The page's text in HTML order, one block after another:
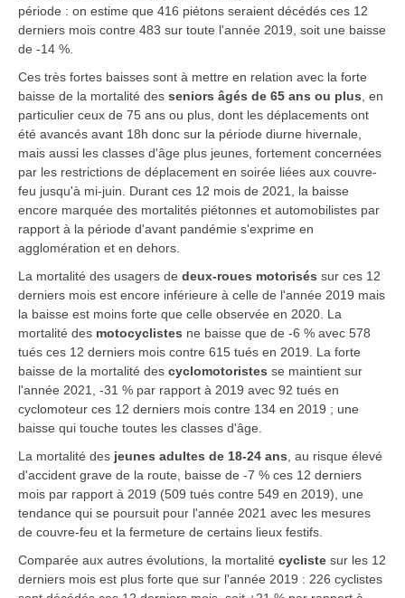
période : on estime que 416 piétons seraient décédés ces 12
derniers mois contre 483 sur toute l'année 2019, soit une baisse
de -14 %.
Ces très fortes baisses sont à mettre en relation avec la forte
baisse de la mortalité des seniors âgés de 65 ans ou plus, en
particulier ceux de 75 ans ou plus, dont les déplacements ont
été avancés avant 18h donc sur la période diurne hivernale,
mais aussi les classes d'âge plus jeunes, fortement concernées
par les restrictions de déplacement en soirée liées aux couvre-
feu jusqu'à mi-juin. Durant ces 12 mois de 2021, la baisse
encore marquée des mortalités piétonnes et automobilistes par
rapport à la période d'avant pandémie s'exprime en
agglomération et en dehors.
La mortalité des usagers de deux-roues motorisés sur ces 12
derniers mois est encore inférieure à celle de l'année 2019 mais
la baisse est moins forte que celle observée en 2020. La
mortalité des motocyclistes ne baisse que de -6 % avec 578
tués ces 12 derniers mois contre 615 tués en 2019. La forte
baisse de la mortalité des cyclomotoristes se maintient sur
l'année 2021, -31 % par rapport à 2019 avec 92 tués en
cyclomoteur ces 12 derniers mois contre 134 en 2019 ; une
baisse qui touche toutes les classes d'âge.
La mortalité des jeunes adultes de 18-24 ans, au risque élevé
d'accident grave de la route, baisse de -7 % ces 12 derniers
mois par rapport à 2019 (509 tués contre 549 en 2019), une
tendance qui se poursuit pour l'année 2021 avec les mesures
de couvre-feu et la fermeture de certains lieux festifs.
Comparée aux autres évolutions, la mortalité cycliste sur les 12
derniers mois est plus forte que sur l'année 2019 : 226 cyclistes